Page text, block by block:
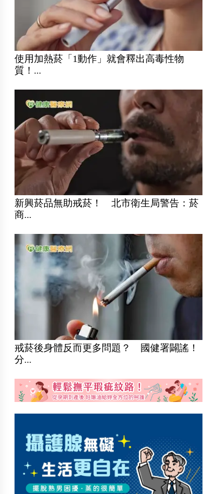
使用加熱菸「1動作」就會釋出高毒性物
質！...
新興菸品無助戒菸！ 北市衛生局警告：菸
商...
戒菸後身體反而更多問題？ 國健署闢謠！
分...